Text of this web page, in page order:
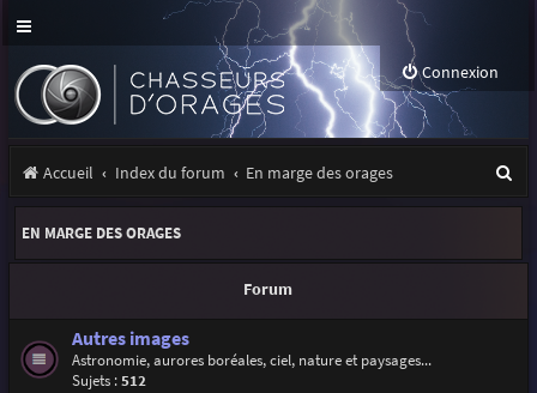
Connexion
Accueil Index du forum En marge des orages
e
e
EN MARGE DES ORAGES
Forum
Autres images
Astronomie, aurores boréales, ciel, nature et paysages...
Sujets :512